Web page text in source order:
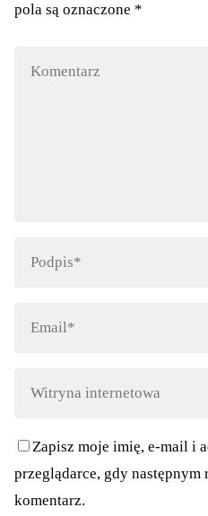
pola są oznaczone *
Zapisz moje imię, e-mail i
przeglądarce, gdy następnym
komentarz.